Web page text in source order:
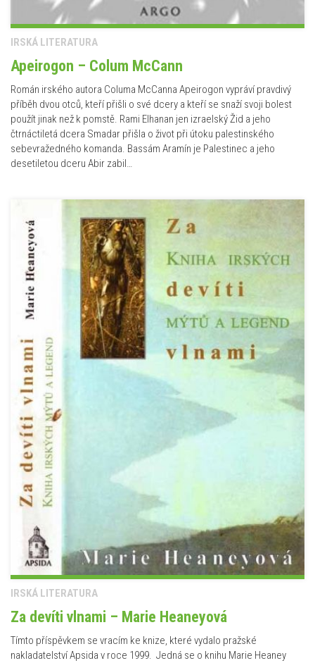
IRSKÁ LITERATURA
Apeirogon – Colum McCann
Román irského autora Columa McCanna Apeirogon vypráví pravdivý
příběh dvou otců, kteří přišli o své dcery a kteří se snaží svoji bolest
použít jinak než k pomstě. Rami Elhanan jen izraelský Žid a jeho
čtrnáctiletá dcera Smadar přišla o život při útoku palestinského
sebevražedného komanda. Bassám Aramín je Palestinec a jeho
desetiletou dceru Abir zabil…
IRSKÁ LITERATURA
Za devíti vlnami – Marie Heaneyová
Tímto příspěvkem se vracím ke knize, které vydalo pražské
nakladatelství Apsida v roce 1999. Jedná se o knihu Marie Heaney